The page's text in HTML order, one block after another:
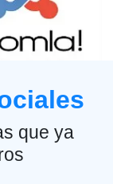
que ya